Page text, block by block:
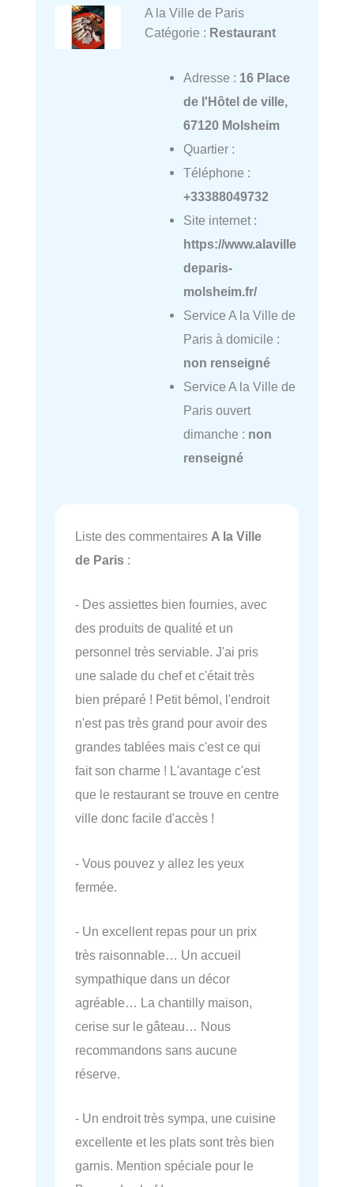
A la Ville de Paris
Catégorie : Restaurant
Adresse : 16 Place
de l'Hôtel de ville,
67120 Molsheim
Quartier :
Téléphone :
+33388049732
Site internet :
https://www.alaville
deparis-
molsheim.fr/
Service A la Ville de
Paris à domicile :
non renseigné
Service A la Ville de
Paris ouvert
dimanche : non
renseigné
Liste des commentaires A la Ville
de Paris :
- Des assiettes bien fournies, avec
des produits de qualité et un
personnel très serviable. J'ai pris
une salade du chef et c'était très
bien préparé ! Petit bémol, l'endroit
n'est pas très grand pour avoir des
grandes tablées mais c'est ce qui
fait son charme ! L'avantage c'est
que le restaurant se trouve en centre
ville donc facile d'accès !
- Vous pouvez y allez les yeux
fermée.
- Un excellent repas pour un prix
très raisonnable… Un accueil
sympathique dans un décor
agréable… La chantilly maison,
cerise sur le gâteau… Nous
recommandons sans aucune
réserve.
- Un endroit très sympa, une cuisine
excellente et les plats sont très bien
garnis. Mention spéciale pour le